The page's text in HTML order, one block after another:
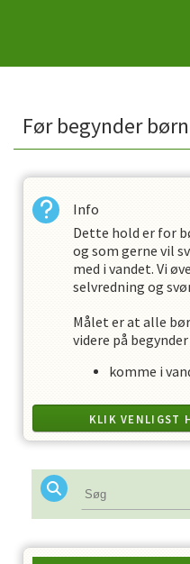
Før begynder
Info
Dette hold er for
og som gerne vil
med i vandet. Vi
selvredning og
Målet er at alle
videre på
komme i
holde
bevæge sig
rutsje i
holde
benspark på
KLIK VENLIGST